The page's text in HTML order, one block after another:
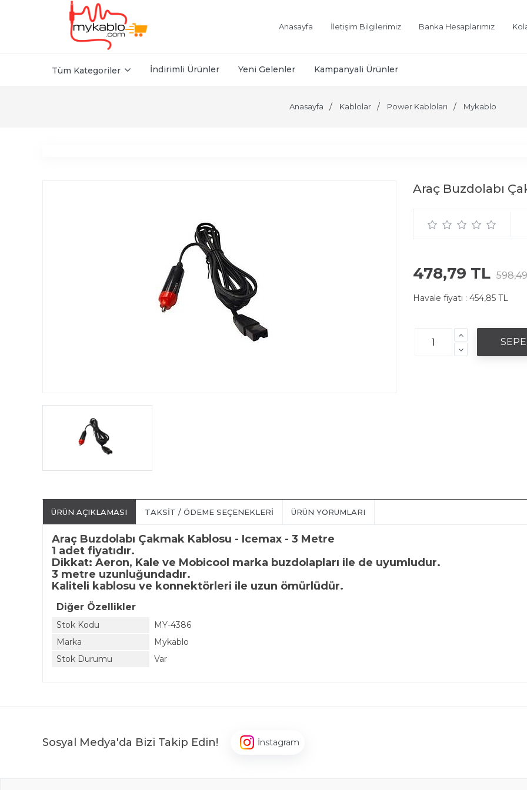
Anasayfa İletişim Bilgilerimiz Banka Hesaplarımız
Tüm Kategoriler İndirimli Ürünler Yeni Gelenler Kampanyali Ürünler
Anasayfa Kablolar Power Kabloları Mykablo
Araç Buzdolabı
478,79 TL
Havale fiyatı : 454,85 TL
ÜRÜN AÇIKLAMASI TAKSIT / ÖDEME SEÇENEKLERI ÜRÜN YORUMLARI
Araç Buzdolabı Çakmak Kablosu - Icemax - 3 Metre
1 adet fiyatıdır.
Dikkat: Aeron, Kale ve Mobicool marka buzdolapları ile de uyumludur.
3 metre uzunluğundadır.
Kaliteli kablosu ve konnektörleri ile uzun ömürlüdür.
Diğer Özellikler
Stok Kodu
MY-4386
Marka
Mykablo
Stok Durumu
Var
Sosyal Medya'da Bizi Takip Edin! İnstagram